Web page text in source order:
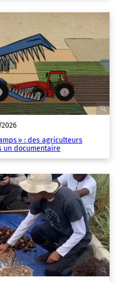
» : des agriculteurs
un documentaire